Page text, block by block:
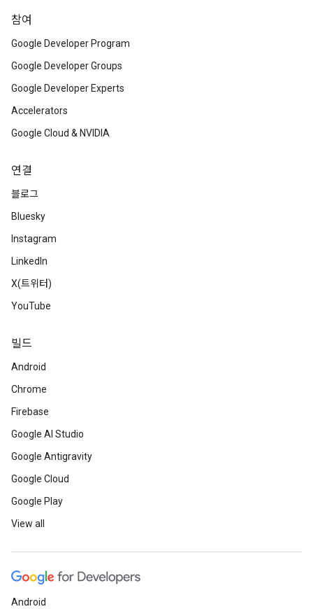
참여
Google Developer Program
Google Developer Groups
Google Developer Experts
Accelerators
Google Cloud & NVIDIA
연결
블로그
Bluesky
Instagram
LinkedIn
X(트위터)
YouTube
빌드
Android
Chrome
Firebase
Google AI Studio
Google Antigravity
Google Cloud
Google Play
View all
Android